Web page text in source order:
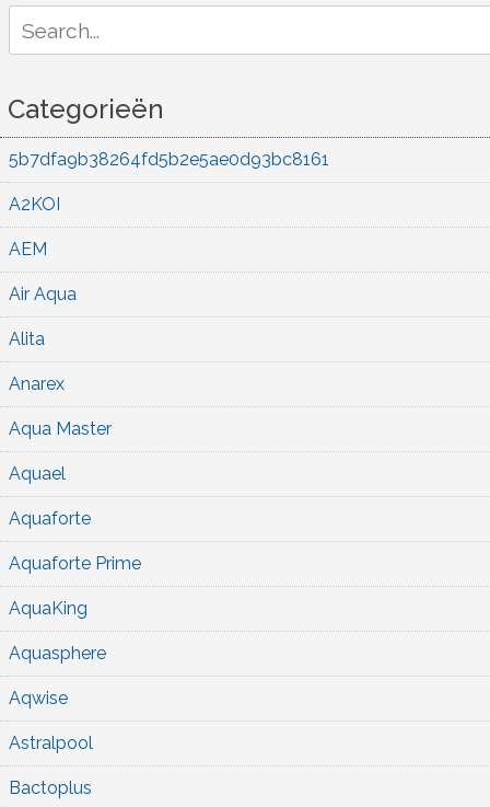
for:
Categorieën
5b7dfa9b38264fd5b2e5ae0d93bc8161
A2KOI
AEM
Air Aqua
Alita
Anarex
Aqua Master
Aquael
Aquaforte
Aquaforte Prime
AquaKing
Aquasphere
Aqwise
Astralpool
Bactoplus